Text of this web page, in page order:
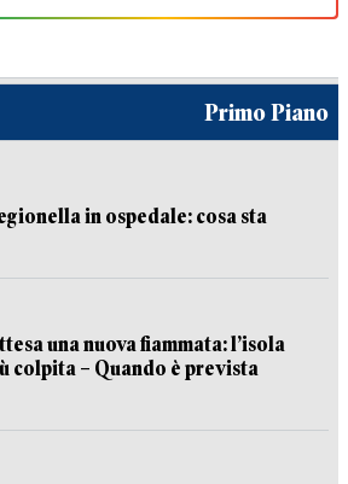
Primo Piano
in ospedale: cosa sta
una nuova fiammata: l’isola
colpita – Quando è prevista